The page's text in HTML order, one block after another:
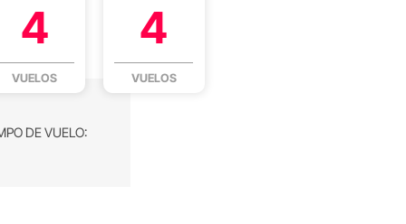
4
VUELOS
4
VUELOS
DE VUELO: